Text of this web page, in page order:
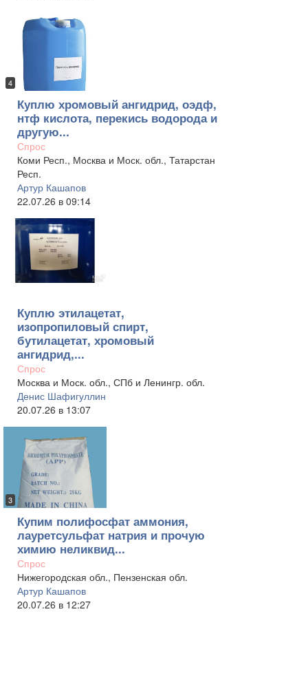
4
Куплю хромовый ангидрид, оэдф,
нтф кислота, перекись водорода и
другую...
Спрос
Коми Респ., Москва и Моск. обл., Татарстан
Респ.
Артур Кашапов
22.07.26 в 09:14
Куплю этилацетат,
изопропиловый спирт,
бутилацетат, хромовый
ангидрид,...
Спрос
Москва и Моск. обл., СПб и Ленингр. обл.
Денис Шафигуллин
20.07.26 в 13:07
3
Купим полифосфат аммония,
лауретсульфат натрия и прочую
химию неликвид...
Спрос
Нижегородская обл., Пензенская обл.
Артур Кашапов
20.07.26 в 12:27